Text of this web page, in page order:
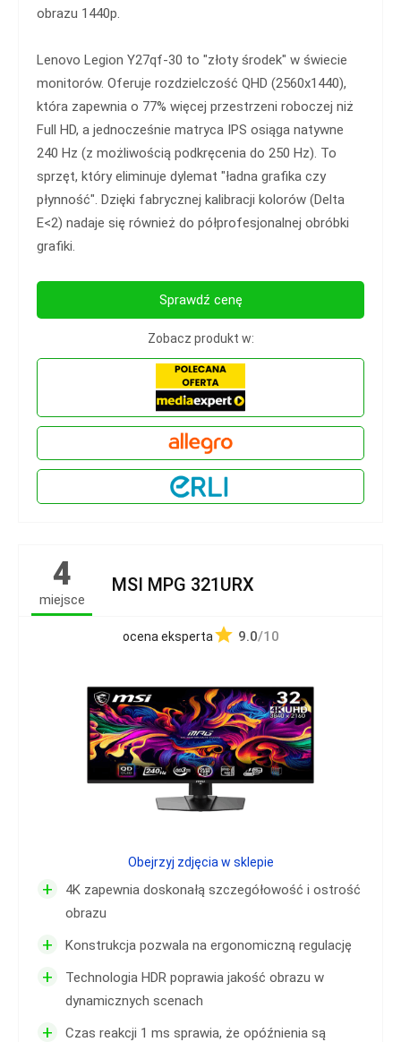
obrazu 1440p.
Lenovo Legion Y27qf-30 to "złoty środek" w świecie
monitorów. Oferuje rozdzielczość QHD (2560x1440),
która zapewnia o 77% więcej przestrzeni roboczej niż
Full HD, a jednocześnie matryca IPS osiąga natywne
240 Hz (z możliwością podkręcenia do 250 Hz). To
sprzęt, który eliminuje dylemat "ładna grafika czy
płynność". Dzięki fabrycznej kalibracji kolorów (Delta
E<2) nadaje się również do półprofesjonalnej obróbki
grafiki.
Sprawdź cenę
Zobacz produkt w:
4
miejsce
MSI MPG 321URX
ocena eksperta 9.0/10
+
4K zapewnia doskonałą szczegółowość i ostrość
obrazu
+ Konstrukcja pozwala na ergonomiczną regulację
+
Technologia HDR poprawia jakość obrazu w
dynamicznych scenach
+ Czas reakcji 1 ms sprawia, że opóźnienia są
Obejrzyj zdjęcia w sklepie